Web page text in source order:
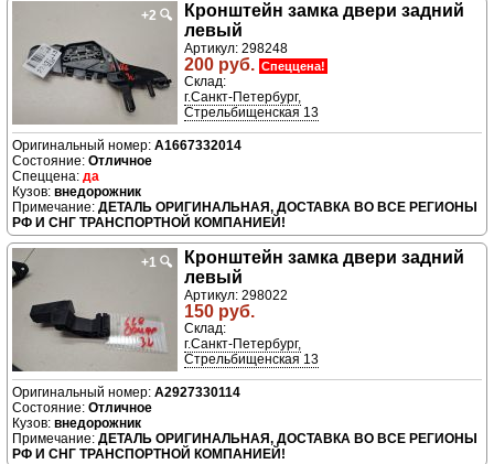
+2 🔍
Кронштейн замка двери задний
левый
Артикул: 298248
200 руб. Спеццена!
Склад:
г.Санкт-Петербург,
Стрельбищенская 13
A1667332014
Отличное
да
внедорожник
ДЕТАЛЬ ОРИГИНАЛЬНАЯ, ДОСТАВКА ВО ВСЕ РЕГИОНЫ
РФ И СНГ ТРАНСПОРТНОЙ КОМПАНИЕЙ!
+1 🔍
Кронштейн замка двери задний
левый
Артикул: 298022
150 руб.
Склад:
г.Санкт-Петербург,
Стрельбищенская 13
A2927330114
Отличное
внедорожник
ДЕТАЛЬ ОРИГИНАЛЬНАЯ, ДОСТАВКА ВО ВСЕ РЕГИОНЫ
РФ И СНГ ТРАНСПОРТНОЙ КОМПАНИЕЙ!